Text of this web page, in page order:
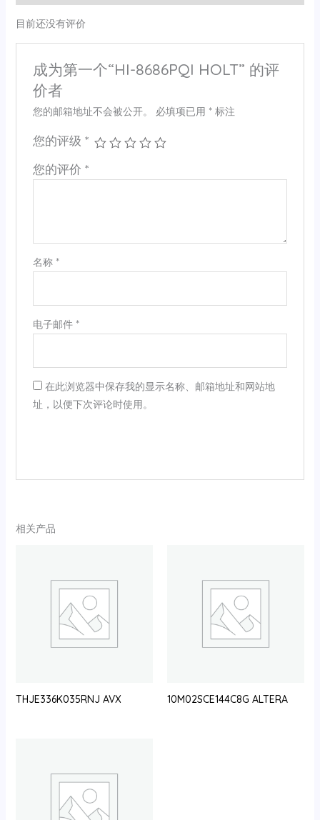
目前还没有评价
成为第一个“HI-8686PQI HOLT” 的评
价者
您的邮箱地址不会被公开。 必填项已用 *标注
您的评级 *
您的评价 *
名称 *
电子邮件 *
在此浏览器中保存我的显示名称、邮箱地址和网站地
址，以便下次评论时使用。
相关产品
THJE336K035RNJ AVX 10M02SCE144C8G ALTERA